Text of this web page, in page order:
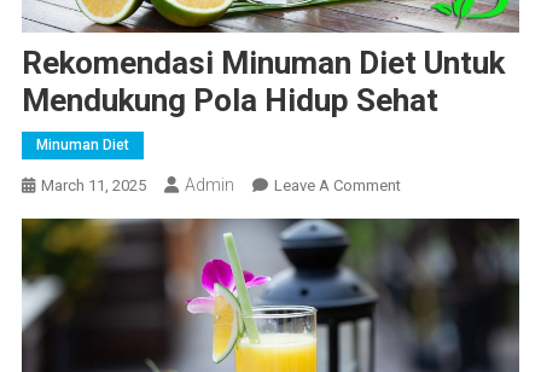
Rekomendasi Minuman Diet Untuk
Mendukung Pola Hidup Sehat
Minuman Diet
March 11, 2025 Admin Leave A CommentOn
Minuman
Mendukung
Pola